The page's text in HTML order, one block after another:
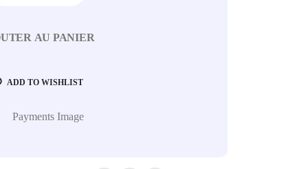
AU PANIER
ADD TO WISHLIST